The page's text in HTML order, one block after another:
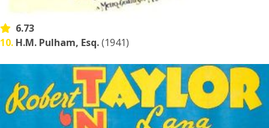
6.73
10. H.M. Pulham, Esq.(1941)